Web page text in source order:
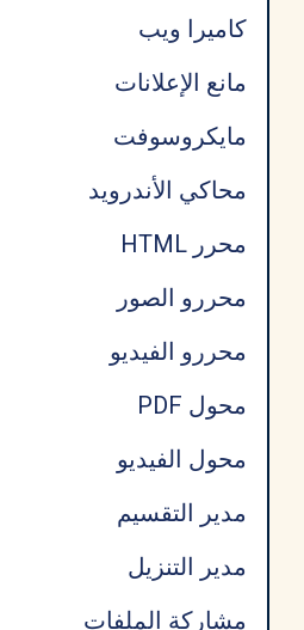
كاميرا ويب
مانع الإعلانات
مايكروسوفت
محاكي الأندرويد
محرر HTML
محررو الصور
محررو الفيديو
محول PDF
محول الفيديو
مدير التقسيم
مدير التنزيل
مشاركة الملفات